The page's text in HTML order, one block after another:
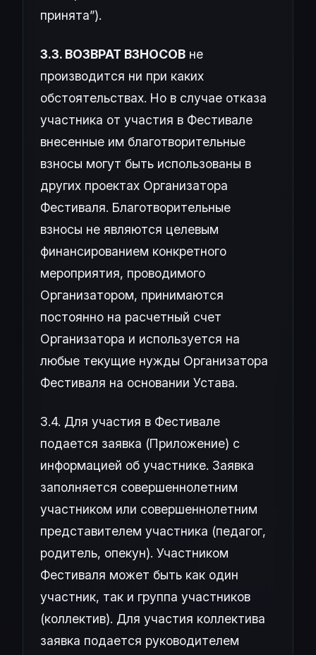
принята”).
3.3. ВОЗВРАТ ВЗНОСОВ не
производится ни при каких
обстоятельствах. Но в случае отказа
участника от участия в Фестивале
внесенные им благотворительные
взносы могут быть использованы в
других проектах Организатора
Фестиваля. Благотворительные
взносы не являются целевым
финансированием конкретного
мероприятия, проводимого
Организатором, принимаются
постоянно на расчетный счет
Организатора и используется на
любые текущие нужды Организатора
Фестиваля на основании Устава.
3.4. Для участия в Фестивале
подается заявка (Приложение) с
информацией об участнике. Заявка
заполняется совершеннолетним
участником или совершеннолетним
представителем участника (педагог,
родитель, опекун). Участником
Фестиваля может быть как один
участник, так и группа участников
(коллектив). Для участия коллектива
заявка подается руководителем